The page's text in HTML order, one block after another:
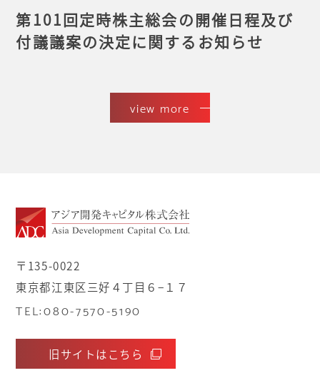
第101回定時株主総会の開催日程及び
付議議案の決定に関するお知らせ
view more
〒135-0022
東京都江東区三好４丁目６−１７
TEL:080-7570-5190
旧サイトはこちら